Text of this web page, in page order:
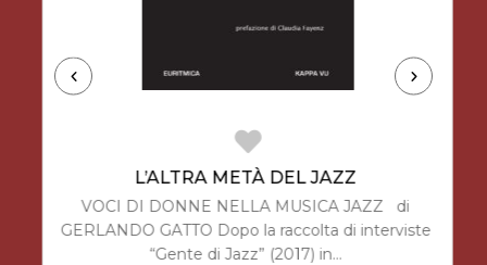
L’ALTRA METÀ DEL JAZZ
VOCI DI DONNE NELLA MUSICA JAZZ di
GERLANDO GATTO Dopo la raccolta di interviste
“Gente di Jazz” (2017) in…